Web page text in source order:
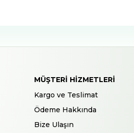
MÜŞTERI HIZMETLERI
Kargo ve Teslimat
Ödeme Hakkında
Bize Ulaşın